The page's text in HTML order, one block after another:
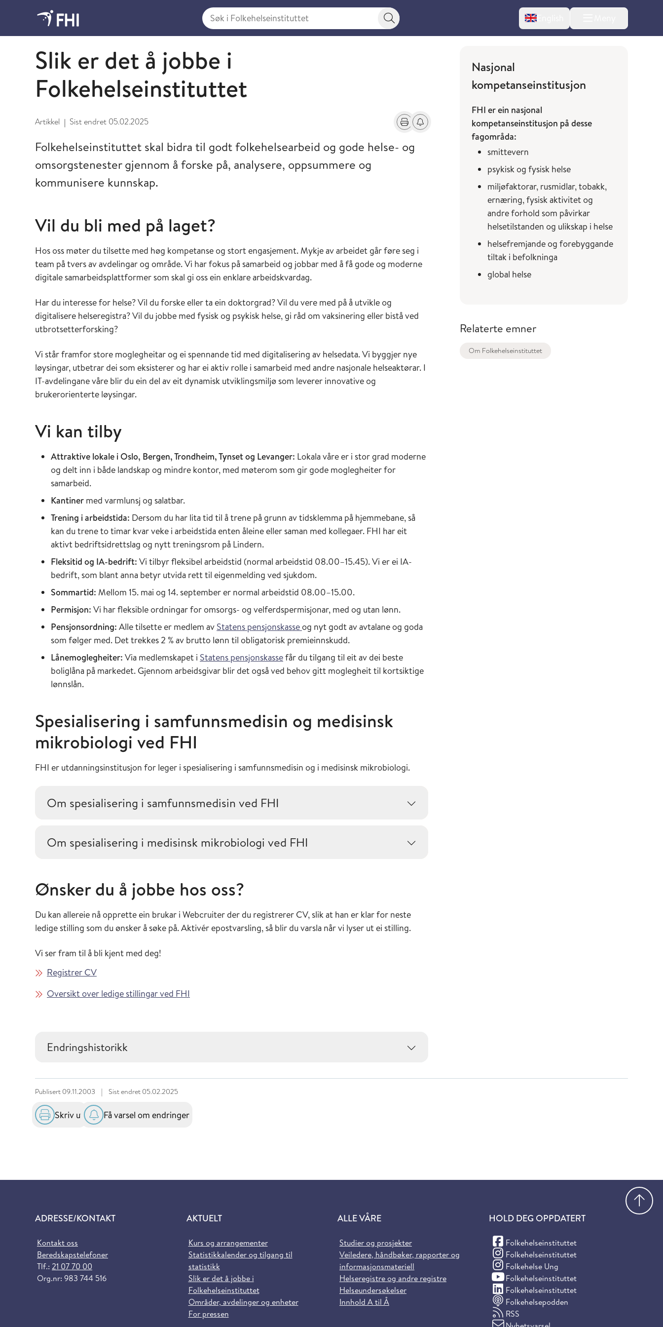
Søk i Folkehelseinstituttet
Søkeknapp English
Om Folkehelseinstituttet
Slik er det å jobbe i
Folkehelseinstituttet
Artikkel | Sist endret 05.02.2025 Skriv utFå varsel om endringer
Folkehelseinstituttet skal bidra til godt folkehelsearbeid og gode helse- og
omsorgstenester gjennom å forske på, analysere, oppsummere og
kommunisere kunnskap.
Vil du bli med på laget?
Hos oss møter du tilsette med høg kompetanse og stort engasjement. Mykje av arbeidet går føre seg i
team på tvers av avdelingar og område. Vi har fokus på samarbeid og jobbar med å få gode og moderne
digitale samarbeidsplattformer som skal gi oss ein enklare arbeidskvardag.
Har du interesse for helse? Vil du forske eller ta ein doktorgrad? Vil du vere med på å utvikle og
digitalisere helseregistra? Vil du jobbe med fysisk og psykisk helse, gi råd om vaksinering eller bistå ved
utbrotsetterforsking?
Vi står framfor store moglegheitar og ei spennande tid med digitalisering av helsedata. Vi byggjer nye
løysingar, utbetrar dei som eksisterer og har ei aktiv rolle i samarbeid med andre nasjonale helseaktørar. I
IT-avdelingane våre blir du ein del av eit dynamisk utviklingsmiljø som leverer innovative og
brukerorienterte løysingar.
Vi kan tilby
Attraktive lokale i Oslo, Bergen, Trondheim, Tynset og Levanger: Lokala våre er i stor grad moderne
og delt inn i både landskap og mindre kontor, med møterom som gir gode moglegheiter for
samarbeid.
Kantiner med varmlunsj og salatbar.
Trening i arbeidstida: Dersom du har lita tid til å trene på grunn av tidsklemma på hjemmebane, så
kan du trene to timar kvar veke i arbeidstida enten åleine eller saman med kollegaer. FHI har eit
aktivt bedriftsidrettslag og nytt treningsrom på Lindern.
Fleksitid og IA-bedrift: Vi tilbyr fleksibel arbeidstid (normal arbeidstid 08.00–15.45). Vi er ei IA-
bedrift, som blant anna betyr utvida rett til eigenmelding ved sjukdom.
Sommartid: Mellom 15. mai og 14. september er normal arbeidstid 08.00–15.00.
Permisjon: Vi har fleksible ordningar for omsorgs- og velferdspermisjonar, med og utan lønn.
Pensjonsordning: Alle tilsette er medlem av Statens pensjonskasse og nyt godt av avtalane og goda
som følger med. Det trekkes 2 % av brutto lønn til obligatorisk premieinnskudd.
Lånemoglegheiter: Via medlemskapet i Statens pensjonskassefår du tilgang til eit av dei beste
boliglåna på markedet. Gjennom arbeidsgivar blir det også ved behov gitt moglegheit til kortsiktige
lønnslån.
Spesialisering i samfunnsmedisin og medisinsk
mikrobiologi ved FHI
FHI er utdanningsinstitusjon for leger i spesialisering i samfunnsmedisin og i medisinsk mikrobiologi.
Om spesialisering i samfunnsmedisin ved FHI
Om spesialisering i medisinsk mikrobiologi ved FHI
Ønsker du å jobbe hos oss?
Du kan allereie nå opprette ein brukar i Webcruiter der du registrerer CV, slik at han er klar for neste
ledige stilling som du ønsker å søke på. Aktivér epostvarsling, så blir du varsla når vi lyser ut ei stilling.
Vi ser fram til å bli kjent med deg!
Registrer CV
Oversikt over ledige stillingar ved FHI
Endringshistorikk
Nasjonal
kompetanseinstitusjon
FHI er ein nasjonal
kompetanseinstitusjon på desse
fagområda:
smittevern
psykisk og fysisk helse
miljøfaktorar, rusmidlar, tobakk,
ernæring, fysisk aktivitet og
andre forhold som påvirkar
helsetilstanden og ulikskap i helse
helsefremjande og forebyggande
tiltak i befolkninga
global helse
Relaterte emner
Om Folkehelseinstituttet
Publisert 09.11.2003 | Sist endret 05.02.2025
Skriv ut Få varsel om endringer
ADRESSE/KONTAKT
Kontakt oss
Beredskapstelefoner
Tlf.: 21 07 70 00
Org.nr: 983 744 516
AKTUELT
Kurs og arrangementer
Statistikkalender og tilgang til
statistikk
Slik er det å jobbe i
Folkehelseinstituttet
Områder, avdelinger og enheter
For pressen
ALLE VÅRE
Studier og prosjekter
Veiledere, håndbøker, rapporter og
informasjonsmateriell
Helseregistre og andre registre
Helseundersøkelser
Innhold A til Å
HOLD DEG OPPDATERT
Folkehelseinstituttet
(Facebook)
Folkehelseinstituttet
(Instagram)
Folkehelse Ung
(Instagram)
Folkehelseinstituttet
(YouTube)
Folkehelseinstituttet
(LinkedIn)
Folkehelsepodden
RSS